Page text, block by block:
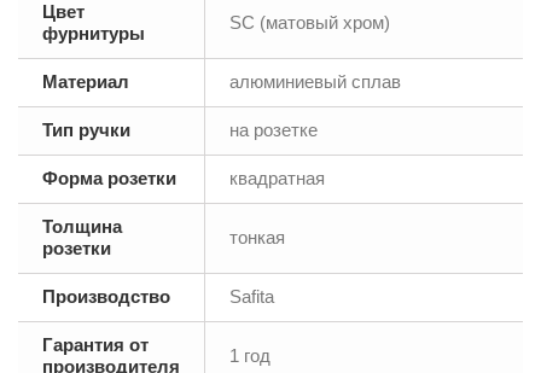
Цвет
фурнитуры
SC (матовый хром)
Материал алюминиевый сплав
Тип ручки на розетке
Форма розетки квадратная
Толщина
розетки
тонкая
Производство Safita
Гарантия от
производителя
1 год